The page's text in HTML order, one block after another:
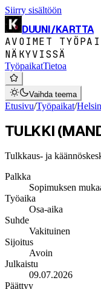
Siirry sisältöön
DUUNI/KARTTA
AVOIMET
NÄKYVISSÄ
TyöpaikatTietoa
Vaihda teema
Etusivu/Työpaikat/
TULKKI
Tulkkaus- ja
Palkka
Sopimuksen
Työaika
Osa-aika
Suhde
Vakituinen
Sijoitus
Avoin
Julkaistu
09.07.2026
Päättyy